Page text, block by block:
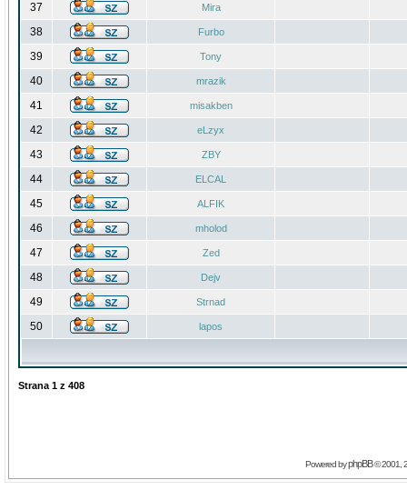
37 Mira
38 Furbo
39 Tony
40 mrazik
41 misakben
42 eLzyx
43 ZBY
44 ELCAL
45 ALFIK
46 mholod
47 Zed
48 Dejv
49 Strnad
50 lapos
Strana 1 z 408
Powered byphpBB© 2001,